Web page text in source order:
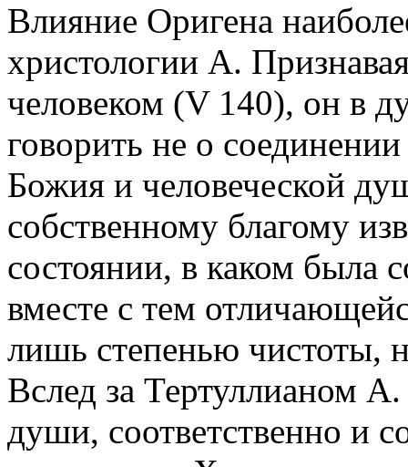
Влияние Оригена
христологии А.
человеком (V 140), он в
говорить не о
Божия и человеческой
собственному благому
состоянии, в каком была
вместе с тем
лишь степенью чистоты,
Вслед за Тертуллианом
души, соответственно и